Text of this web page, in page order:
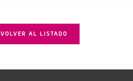
VOLVER AL LISTADO